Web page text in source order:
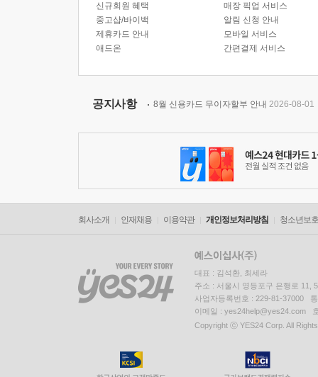
신규회원 혜택
중고샵/바이백
제휴카드 안내
애드온
매장 픽업 서비스
알림 신청 안내
모바일 서비스
간편결제 서비스
공지사항 8월 신용카드 무이자할부 안내 2026-08-01
회사소개 인재채용 이용약관 개인정보처리방침 청소년보
대표 : 김석환, 최세라
주소 : 서울시 영등포구 은행로 11,
사업자등록번호 : 229-81-37000
이메일 : yes24help@yes24.com
Copyright ⓒ YES24 Corp. All